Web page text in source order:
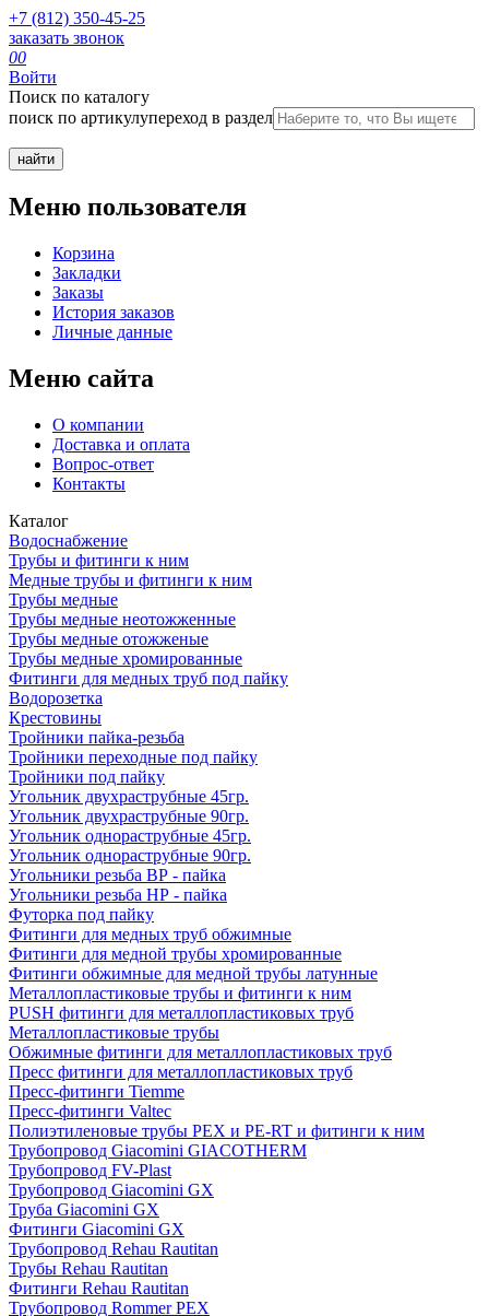
+7 (812) 350-45-25
заказать звонок
00
Войти
Поиск по каталогу
поиск по артикулупереход в раздел
Меню пользователя
Корзина
Закладки
Заказы
История заказов
Личные данные
Меню сайта
О компании
Доставка и оплата
Вопрос-ответ
Контакты
Каталог
Водоснабжение
Трубы и фитинги к ним
Медные трубы и фитинги к ним
Трубы медные
Трубы медные неотожженные
Трубы медные отожженые
Трубы медные хромированные
Фитинги для медных труб под пайку
Водорозетка
Крестовины
Тройники пайка-резьба
Тройники переходные под пайку
Тройники под пайку
Угольник двухраструбные 45гр.
Угольник двухраструбные 90гр.
Угольник однораструбные 45гр.
Угольник однораструбные 90гр.
Угольники резьба ВР - пайка
Угольники резьба НР - пайка
Футорка под пайку
Фитинги для медных труб обжимные
Фитинги для медной трубы хромированные
Фитинги обжимные для медной трубы латунные
Металлопластиковые трубы и фитинги к ним
PUSH фитинги для металлопластиковых труб
Металлопластиковые трубы
Обжимные фитинги для металлопластиковых труб
Пресс фитинги для металлопластиковых труб
Пресс-фитинги Tiemme
Пресс-фитинги Valtec
Полиэтиленовые трубы PEX и PE-RT и фитинги к ним
Трубопровод Giacomini GIACOTHERM
Трубопровод FV-Plast
Трубопровод Giacomini GX
Труба Giacomini GX
Фитинги Giacomini GX
Трубопровод Rehau Rautitan
Трубы Rehau Rautitan
Фитинги Rehau Rautitan
Трубопровод Rommer PEX